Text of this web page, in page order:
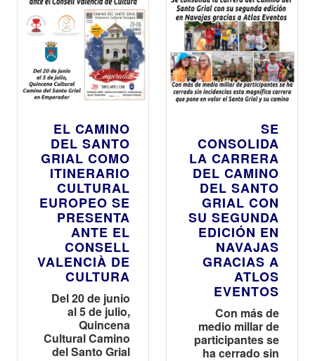
EL CAMINO
DEL SANTO
GRIAL COMO
ITINERARIO
CULTURAL
EUROPEO SE
PRESENTA
ANTE EL
CONSELL
VALENCIÀ DE
CULTURA
Del 20 de junio
al 5 de julio,
Quincena
Cultural Camino
del Santo Grial
SE
CONSOLIDA
LA CARRERA
DEL CAMINO
DEL SANTO
GRIAL CON
SU SEGUNDA
EDICIÓN EN
NAVAJAS
GRACIAS A
ATLOS
EVENTOS
Con más de
medio millar de
participantes se
ha cerrado sin